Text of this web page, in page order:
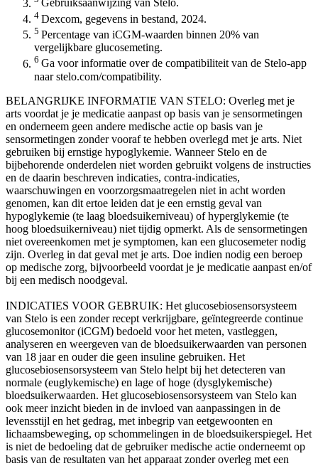
Gebruiksaanwijzing van Stelo.
4 Dexcom, gegevens in bestand, 2024.
5 Percentage van iCGM-waarden binnen 20% van
vergelijkbare glucosemeting.
6 Ga voor informatie over de compatibiliteit van de Stelo-app
naar stelo.com/compatibility.
BELANGRIJKE INFORMATIE VAN STELO: Overleg met je
arts voordat je je medicatie aanpast op basis van je sensormetingen
en onderneem geen andere medische actie op basis van je
sensormetingen zonder vooraf te hebben overlegd met je arts. Niet
gebruiken bij ernstige hypoglykemie. Wanneer Stelo en de
bijbehorende onderdelen niet worden gebruikt volgens de instructies
en de daarin beschreven indicaties, contra-indicaties,
waarschuwingen en voorzorgsmaatregelen niet in acht worden
genomen, kan dit ertoe leiden dat je een ernstig geval van
hypoglykemie (te laag bloedsuikerniveau) of hyperglykemie (te
hoog bloedsuikerniveau) niet tijdig opmerkt. Als de sensormetingen
niet overeenkomen met je symptomen, kan een glucosemeter nodig
zijn. Overleg in dat geval met je arts. Doe indien nodig een beroep
op medische zorg, bijvoorbeeld voordat je je medicatie aanpast en/of
bij een medisch noodgeval.
INDICATIES VOOR GEBRUIK: Het glucosebiosensorsysteem
van Stelo is een zonder recept verkrijgbare, geïntegreerde continue
glucosemonitor (iCGM) bedoeld voor het meten, vastleggen,
analyseren en weergeven van de bloedsuikerwaarden van personen
van 18 jaar en ouder die geen insuline gebruiken. Het
glucosebiosensorsysteem van Stelo helpt bij het detecteren van
normale (euglykemische) en lage of hoge (dysglykemische)
bloedsuikerwaarden. Het glucosebiosensorsysteem van Stelo kan
ook meer inzicht bieden in de invloed van aanpassingen in de
levensstijl en het gedrag, met inbegrip van eetgewoonten en
lichaamsbeweging, op schommelingen in de bloedsuikerspiegel. Het
is niet de bedoeling dat de gebruiker medische actie onderneemt op
basis van de resultaten van het apparaat zonder overleg met een